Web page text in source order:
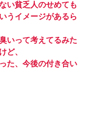
い貧乏人のせめても
うイメージがあるら
いって考えてるみた
ど、
た、今後の付き合い